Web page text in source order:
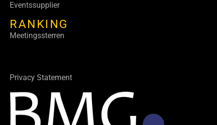
Eventssupplier
RANKING
Meetingssterren
Privacy Statement